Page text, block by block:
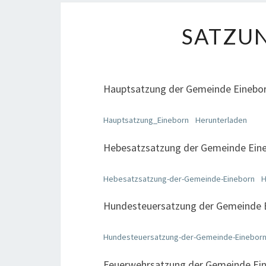
Hauptsatzung der Gemeinde
Hauptsatzung_Eineborn Herunterladen
Hebesatzsatzung der Gemeinde
Hebesatzsatzung-der-Gemeinde-Eineborn
Hundesteuersatzung der Gemeinde
Hundesteuersatzung-der-Gemeinde-Eineborn